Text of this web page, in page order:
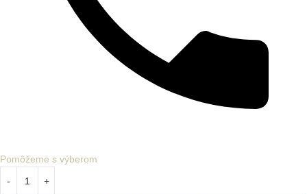
Pomôžeme s výberom